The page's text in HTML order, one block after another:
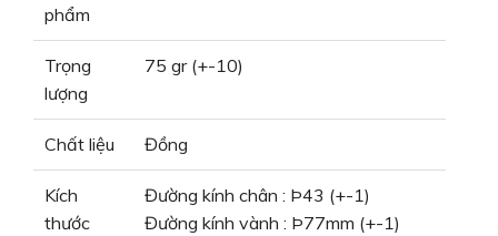
phẩm
Trọng
lượng
75 gr (+-10)
Chất liệu Đồng
Kích
thước
Đường kính chân : Þ43 (+-1)
Đường kính vành : Þ77mm (+-1)